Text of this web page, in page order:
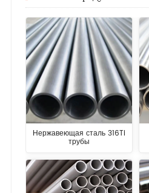
Нержавеющая сталь 316Ti
трубы